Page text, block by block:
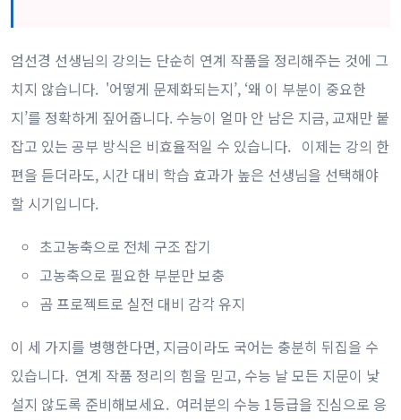
엄선경 선생님의 강의는 단순히 연계 작품을 정리해주는 것에 그
치지 않습니다. '어떻게 문제화되는지’, ‘왜 이 부분이 중요한
지’를 정확하게 짚어줍니다. 수능이 얼마 안 남은 지금, 교재만 붙
잡고 있는 공부 방식은 비효율적일 수 있습니다. 이제는 강의 한
편을 듣더라도, 시간 대비 학습 효과가 높은 선생님을 선택해야
할 시기입니다.
초고농축으로 전체 구조 잡기
고농축으로 필요한 부분만 보충
곰 프로젝트로 실전 대비 감각 유지
이 세 가지를 병행한다면, 지금이라도 국어는 충분히 뒤집을 수
있습니다. 연계 작품 정리의 힘을 믿고, 수능 날 모든 지문이 낯
설지 않도록 준비해보세요. 여러분의 수능 1등급을 진심으로 응